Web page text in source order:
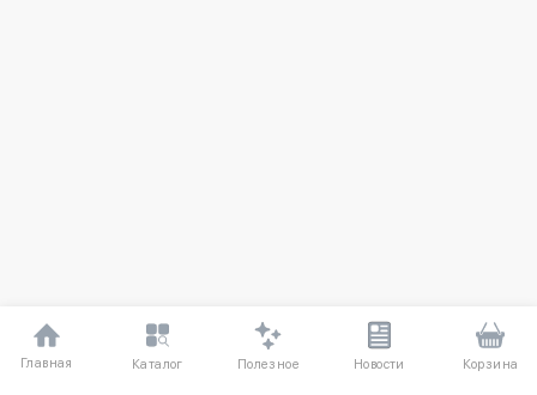
Главная Каталог Полезное Новости Корзина